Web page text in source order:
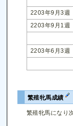
2203年9月3週
2203年9月1週
2203年6月3週
繁殖牝馬成績
繁殖牝馬になり